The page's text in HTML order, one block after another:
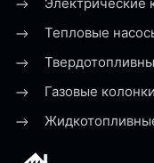
Электрические
Тепловые
Газовые колонки